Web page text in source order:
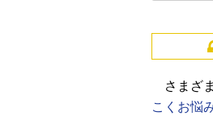
さまざ
こくお悩